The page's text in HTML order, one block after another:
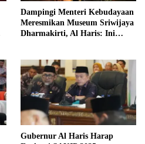
Dampingi Menteri Kebudayaan
Meresmikan Museum Sriwijaya
Dharmakirti, Al Haris: Ini
Gubernur Al Haris Harap